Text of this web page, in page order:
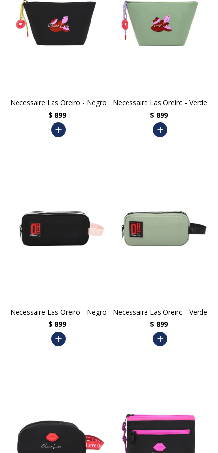
Necessaire Las Oreiro - Negro
$ 899
add
Necessaire Las Oreiro - Verde
$ 899
add
Necessaire Las Oreiro - Negro
$ 899
add
Necessaire Las Oreiro - Verde
$ 899
add